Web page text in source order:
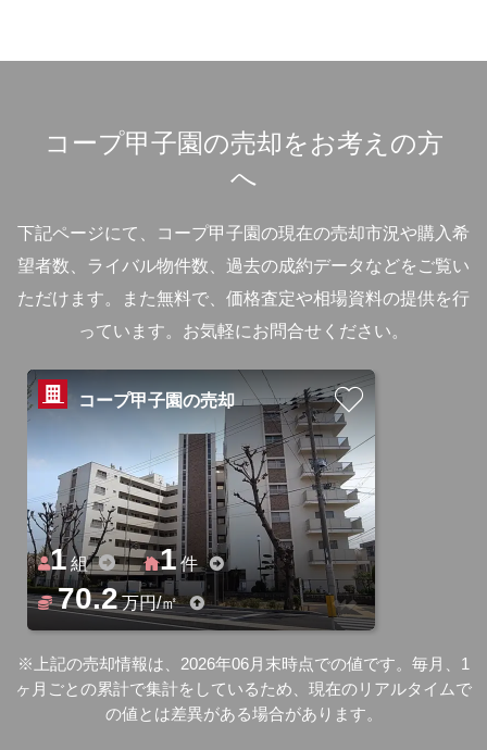
コープ甲子園の売却をお考えの方
へ
下記ページにて、コープ甲子園の現在の売却市況や購入希
望者数、ライバル物件数、過去の成約データなどをご覧い
ただけます。
また無料で、価格査定や相場資料の提供を行
っています。お気軽にお問合せください。
コープ甲子園の売却
1組 1 件
70.2万円/㎡
※上記の売却情報は、2026年06月末時点での値です。毎月、1
ヶ月ごとの累計で集計をしているため、現在のリアルタイムで
の値とは差異がある場合があります。